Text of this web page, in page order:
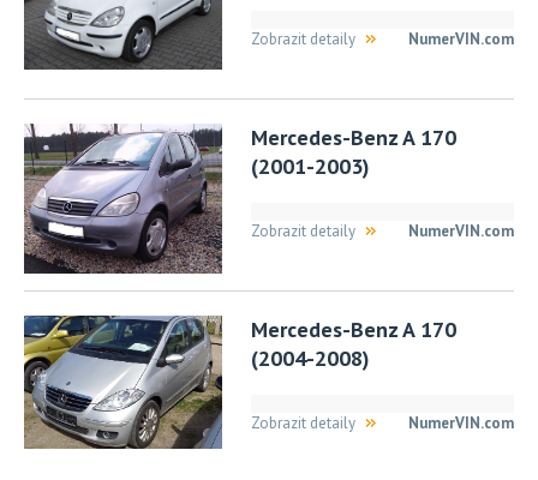
NumerVIN.com
Zobrazit detaily
Mercedes-Benz A 170
(2001-2003)
NumerVIN.com
Zobrazit detaily
Mercedes-Benz A 170
(2004-2008)
NumerVIN.com
Zobrazit detaily